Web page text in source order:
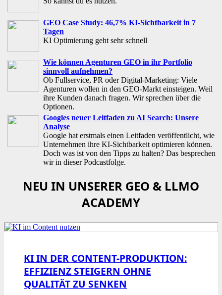
GEO Case Study: 46,7% KI-Sichtbarkeit in 7
Tagen
KI Optimierung geht sehr schnell
Wie können Agenturen GEO in ihr Portfolio
sinnvoll aufnehmen?
Ob Fullservice, PR oder Digital-Marketing: Viele
Agenturen wollen in den GEO-Markt einsteigen. Weil
ihre Kunden danach fragen. Wir sprechen über die
Optionen.
Googles neuer Leitfaden zu AI Search: Unsere
Analyse
Google hat erstmals einen Leitfaden veröffentlicht, wie
Unternehmen ihre KI-Sichtbarkeit optimieren können.
Doch was ist von den Tipps zu halten? Das besprechen
wir in dieser Podcastfolge.
NEU IN UNSERER GEO & LLMO
ACADEMY
KI IN DER CONTENT-PRODUKTION:
EFFIZIENZ STEIGERN OHNE
QUALITÄT ZU SENKEN